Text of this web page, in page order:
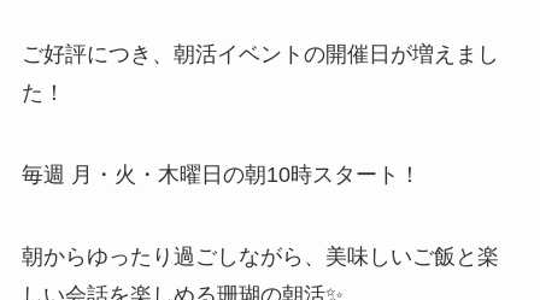
ご好評につき、朝活イベントの開催日が増えまし
た！
毎週 月・火・木曜日の朝10時スタート！
朝からゆったり過ごしながら、美味しいご飯と楽
しい会話を楽しめる珊瑚の朝活✨